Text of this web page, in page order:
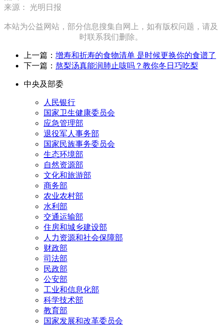
来源： 光明日报
本站为公益网站，部分信息搜集自网上，如有版权问题，请及
时联系我们删除。
上一篇： 增寿和折寿的食物清单 是时候更换你的食谱了
下一篇： 熬梨汤真能润肺止咳吗？教你冬日巧吃梨
中央及部委
人民银行
国家卫生健康委员会
应急管理部
退役军人事务部
国家民族事务委员会
生态环境部
自然资源部
文化和旅游部
商务部
农业农村部
水利部
交通运输部
住房和城乡建设部
人力资源和社会保障部
财政部
司法部
民政部
公安部
工业和信息化部
科学技术部
教育部
国家发展和改革委员会